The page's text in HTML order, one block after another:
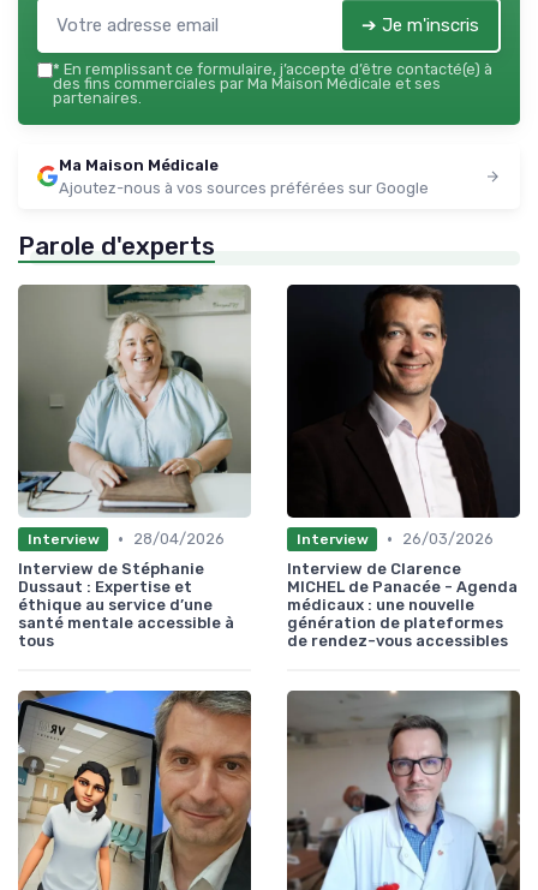
➔ Je m'inscris
* En remplissant ce formulaire, j’accepte d’être contacté(e) à
des fins commerciales par Ma Maison Médicale et ses
partenaires.
Ma Maison Médicale
Ajoutez-nous à vos sources préférées sur Google
Parole d'experts
Interview •
28/04/2026
Interview de Stéphanie
Dussaut : Expertise et
éthique au service d’une
santé mentale accessible à
tous
Interview •
26/03/2026
Interview de Clarence
MICHEL de Panacée - Agenda
médicaux : une nouvelle
génération de plateformes
de rendez-vous accessibles